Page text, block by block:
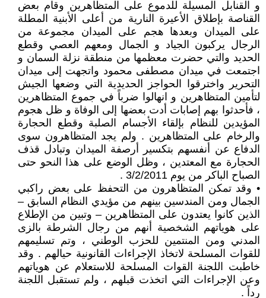
و القنابل المسيلة للدموع على المتظاهرين وقام بعض
القناصة بإطلاق الأعيرة النارية من أعلى الأبنية المطلة
على الميدان وبعدها هجم على الميدان مجموعة من
الرجال يركبون الجياد و الجمال ومعهم العصي وقطع
الحديد والتي حضرت معظمها من منطقة نزلة السمان و
اجتمعت في ميدان مصطفى محمود واتجهت إلى ميدان
التحرير واخترقوا الحواجز الحديدية التي وضعها الجيش
لتأمين المتظاهرين و انهالوا ضرباً في جموع المتظاهرين
، فأحدثوا بهم إصابات أدت بعضها إلى الوفاة و ظل هجوم
المؤيدين للنظام بإلقاء الأجسام الصلبة وقطع الحجارة
والرخام على المتظاهرين . ولم يجد المتظاهرون سوى
الدفاع عن أنفسهم بتكسير أرصفة الميدان وتبادل قذف
الحجارة مع المعتدين ، وظل الوضع على هذا النحو حتى
الصباح الباكر من يوم 3/2/2011 .
• وقد تمكن المتظاهرون من التحفظ على بعض راكبي
الجمال ومن المندسين بينهم من مؤيدي النظام السابق –
الذين كانوا يعتدون على المتظاهرين – وتبين من الإطلاع
على هوياتهم الشخصية أنهم من رجال الشرطة بالزى
المدني ومن المنتمين للحزب الوطني ، وتم تسليمهم
للقوات المسلحة لاتخاذ الإجراءات القانونية حيالهم . وقد
خاطبت اللجنة القوات المسلحة للاستعلام عن هوياتهم
وعن الإجراءات التي اتخذت قبلهم ، ولم تستقبل اللجنة
رداً .